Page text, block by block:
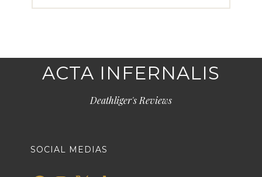
ACTA INFERNALIS
Deathliger's Reviews
SOCIAL MEDIAS